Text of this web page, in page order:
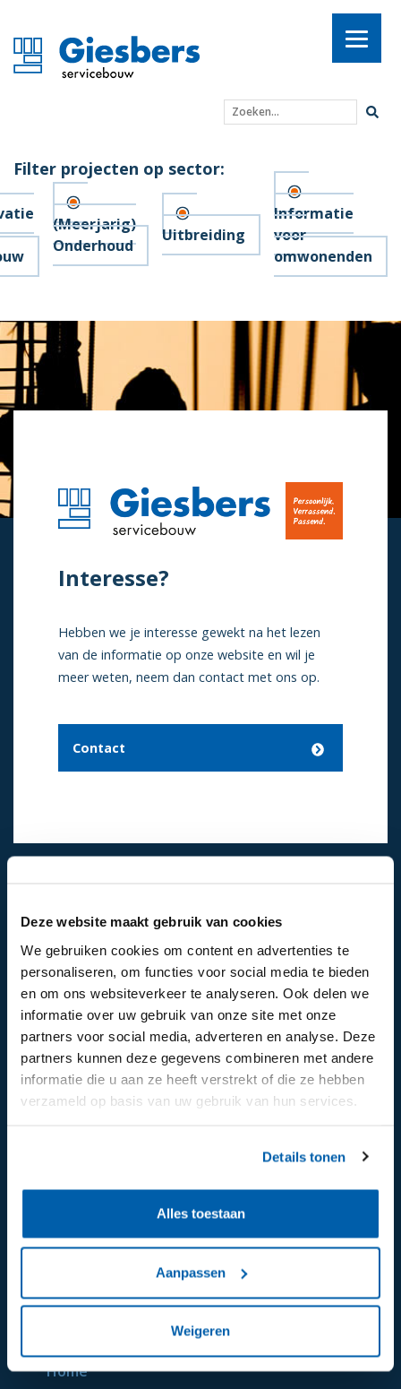
Deze website maakt gebruik van cookies
We gebruiken cookies om content en advertenties te
personaliseren, om functies voor social media te bieden
en om ons websiteverkeer te analyseren. Ook delen we
informatie over uw gebruik van onze site met onze
partners voor social media, adverteren en analyse. Deze
partners kunnen deze gegevens combineren met andere
informatie die u aan ze heeft verstrekt of die ze hebben
verzameld op basis van uw gebruik van hun services.
Details tonen
Alles toestaan
Aanpassen
Weigeren
Zoeken...
Filter projecten op sector:
(Meerjarig)
Onderhoud
Uitbreiding
Informatie
voor
omwonenden
Interesse?
Hebben we je interesse gewekt na het lezen
van de informatie op onze website en wil je
meer weten, neem dan contact met ons op.
Contact
024-6492811 Mail ons
Volg ons op:
Algemeen
Home